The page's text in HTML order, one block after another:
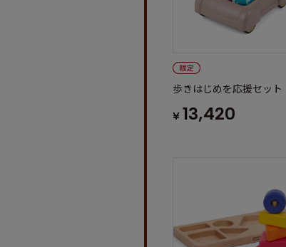
歩きはじめを応援セット
¥ 13,420